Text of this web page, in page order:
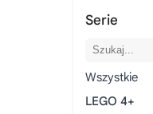
Serie
Wszystkie
LEGO 4+